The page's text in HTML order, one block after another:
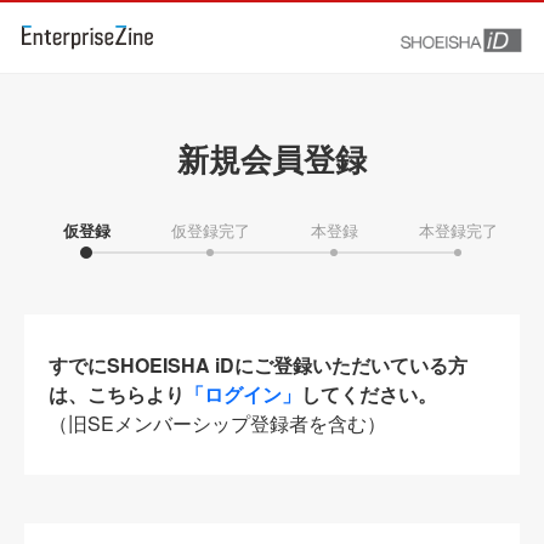
新規会員登録
仮登録 仮登録完了 本登録 本登録完了
すでにSHOEISHA iDにご登録いただいている方
は、こちらより 「ログイン」 してください。
（旧SEメンバーシップ登録者を含む）